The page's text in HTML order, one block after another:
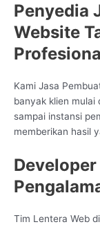
Penyedia
Website
Kami Jasa
banyak klien mulai
sampai instansi
memberikan hasil
Tim Lentera Web